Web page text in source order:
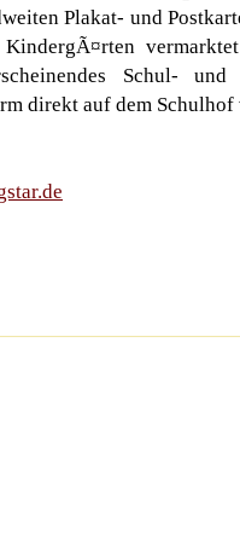
Plakat- und
Schul- und
direkt auf dem